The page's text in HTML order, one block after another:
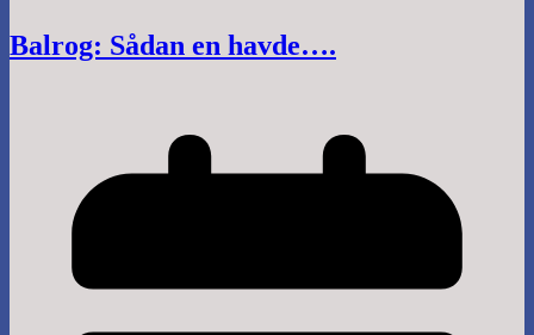
Balrog: Sådan en havde….